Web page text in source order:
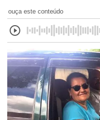
ouça este conteúdo